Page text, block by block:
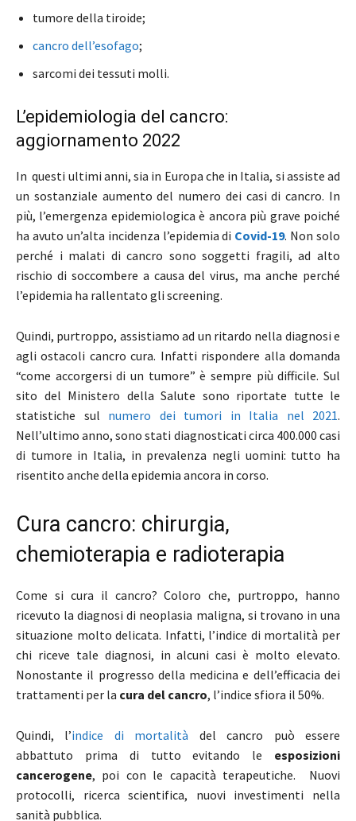
tumore della tiroide;
cancro dell’esofago;
sarcomi dei tessuti molli.
L’epidemiologia del cancro:
aggiornamento 2022
In questi ultimi anni, sia in Europa che in Italia, si assiste ad
un sostanziale aumento del numero dei casi di cancro. In
più, l’emergenza epidemiologica è ancora più grave poiché
ha avuto un’alta incidenza l’epidemia di Covid-19. Non solo
perché i malati di cancro sono soggetti fragili, ad alto
rischio di soccombere a causa del virus, ma anche perché
l’epidemia ha rallentato gli screening.
Quindi, purtroppo, assistiamo ad un ritardo nella diagnosi e
agli ostacoli cancro cura. Infatti rispondere alla domanda
“come accorgersi di un tumore” è sempre più difficile. Sul
sito del Ministero della Salute sono riportate tutte le
statistiche sul numero dei tumori in Italia nel 2021.
Nell’ultimo anno, sono stati diagnosticati circa 400.000 casi
di tumore in Italia, in prevalenza negli uomini: tutto ha
risentito anche della epidemia ancora in corso.
Cura cancro: chirurgia,
chemioterapia e radioterapia
Come si cura il cancro? Coloro che, purtroppo, hanno
ricevuto la diagnosi di neoplasia maligna, si trovano in una
situazione molto delicata. Infatti, l’indice di mortalità per
chi riceve tale diagnosi, in alcuni casi è molto elevato.
Nonostante il progresso della medicina e dell’efficacia dei
trattamenti per la cura del cancro, l’indice sfiora il 50%.
Quindi, l’indice di mortalità del cancro può essere
abbattuto prima di tutto evitando le esposizioni
cancerogene, poi con le capacità terapeutiche. Nuovi
protocolli, ricerca scientifica, nuovi investimenti nella
sanità pubblica.